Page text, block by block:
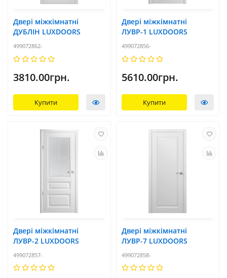
Двері міжкімнатні
ДУБЛІН LUXDOORS
499072862-
3810.00грн.
Купити
Двері міжкімнатні
ЛУВР-1 LUXDOORS
499072856-
5610.00грн.
Купити
Двері міжкімнатні
ЛУВР-2 LUXDOORS
499072857-
Двері міжкімнатні
ЛУВР-7 LUXDOORS
499072858-